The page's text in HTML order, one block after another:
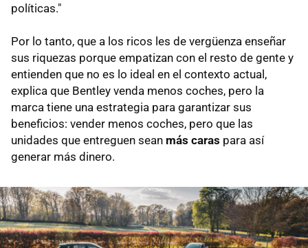
políticas."
Por lo tanto, que a los ricos les de vergüenza enseñar
sus riquezas porque empatizan con el resto de gente y
entienden que no es lo ideal en el contexto actual,
explica que Bentley venda menos coches, pero la
marca tiene una estrategia para garantizar sus
beneficios: vender menos coches, pero que las
unidades que entreguen sean más caras para así
generar más dinero.